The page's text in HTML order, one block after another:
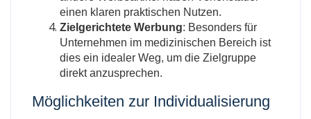
einen klaren praktischen Nutzen.
Zielgerichtete Werbung: Besonders für
Unternehmen im medizinischen Bereich ist
dies ein idealer Weg, um die Zielgruppe
direkt anzusprechen.
Möglichkeiten zur Individualisierung